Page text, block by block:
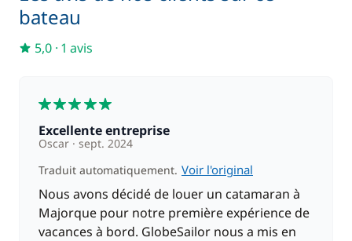
Paddle
bateau
5,0 · 1 avis
Excellente entreprise
Oscar
sept. 2024
Traduit automatiquement. Voir l'original
Nous avons décidé de louer un catamaran à
Majorque pour notre première expérience de
vacances à bord. GlobeSailor nous a mis en